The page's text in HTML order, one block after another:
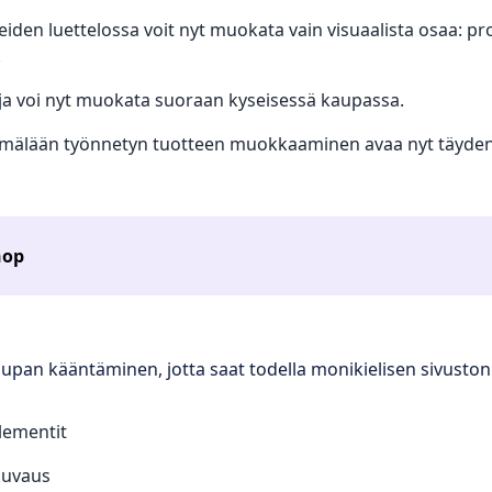
luettelossa voit nyt muokata vain visuaalista osaa:
voi nyt muokata suoraan kyseisessä kaupassa.
työnnetyn tuotteen muokkaaminen avaa nyt
kääntäminen, jotta saat todella monikielisen